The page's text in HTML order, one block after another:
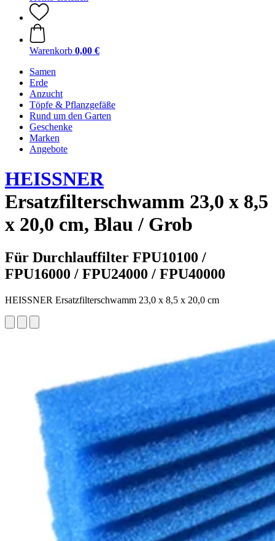
Warenkorb 0,00 €
Samen
Erde
Anzucht
Töpfe & Pflanzgefäße
Rund um den Garten
Geschenke
Marken
Angebote
HEISSNER
Ersatzfilterschwamm 23,0 x 8,5
x 20,0 cm, Blau / Grob
Für Durchlauffilter FPU10100 /
FPU16000 / FPU24000 / FPU40000
HEISSNER Ersatzfilterschwamm 23,0 x 8,5 x 20,0 cm